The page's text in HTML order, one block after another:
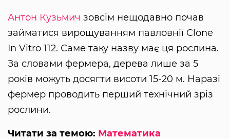
Антон Кузьмич зовсім нещодавно почав
займатися вирощуванням павловнії Clone
In Vitro 112. Саме таку назву має ця рослина.
За словами фермера, дерева лише за 5
років можуть досягти висоти 15-20 м. Наразі
фермер проводить перший технічний зріз
рослини.
Читати за темою: Математика